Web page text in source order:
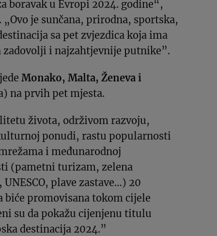
boravak u Evropi 2024. godine“,
„Ovo je sunčana, prirodna, sportska,
sa pet zvjezdica koja ima
zadovolji i najzahtjevnije putnike”.
Monako, Malta, Ženeva i
na prvih pet mjesta.
života, održivom razvoju,
ponudi, rastu popularnosti
i međunarodnoj
(pametni turizam, zelena
plave zastave…) 20
biće promovisana tokom cijele
su da pokažu cijenjenu titulu
destinacija 2024.”